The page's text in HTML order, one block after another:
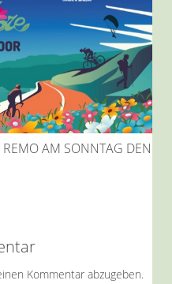
AM SONNTAG DEN
Kommentar abzugeben.